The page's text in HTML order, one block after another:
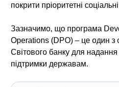
покрити пріоритетні
Зазначимо, що програма
Operations (DPO) – це один з
Світового банку для
підтримки державам.